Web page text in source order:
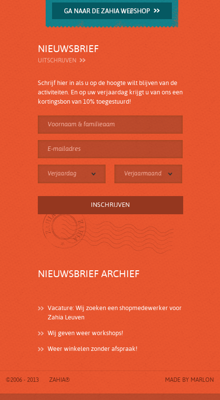
NIEUWSBRIEF
UITSCHRIJVEN
Schrijf hier in als u op de hoogte wilt blijven van de
activiteiten. En op uw verjaardag krijgt u van ons een
kortingsbon van 10% toegestuurd!
Verjaardag Verjaarmaand
NIEUWSBRIEF ARCHIEF
Vacature: Wij zoeken een shopmedewerker voor
Zahia Leuven
Wij geven weer workshops!
Weer winkelen zonder afspraak!
©2006 - 2013 ZAHIA® MADE BY MARLON